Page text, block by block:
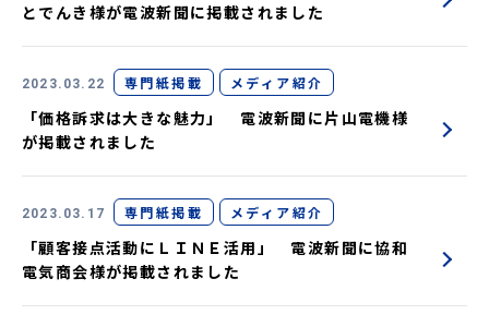
とでんき様が電波新聞に掲載されました
2023.03.22 専門紙掲載 メディア紹介
「価格訴求は大きな魅力」 電波新聞に片山電機様
が掲載されました
2023.03.17 専門紙掲載 メディア紹介
「顧客接点活動にＬＩＮＥ活用」 電波新聞に協和
電気商会様が掲載されました